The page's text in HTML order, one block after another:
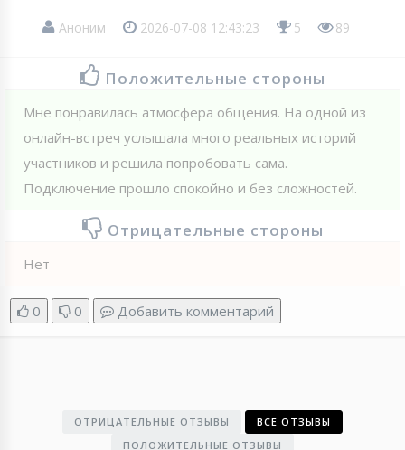
Аноним 2026-07-08 12:43:23 5 89
Положительные стороны
Мне понравилась атмосфера общения. На одной из
онлайн-встреч услышала много реальных историй
участников и решила попробовать сама.
Подключение прошло спокойно и без сложностей.
Отрицательные стороны
Нет
0 0 Добавить комментарий
ОТРИЦАТЕЛЬНЫЕ ОТЗЫВЫ
ВСЕ ОТЗЫВЫ
ПОЛОЖИТЕЛЬНЫЕ ОТЗЫВЫ